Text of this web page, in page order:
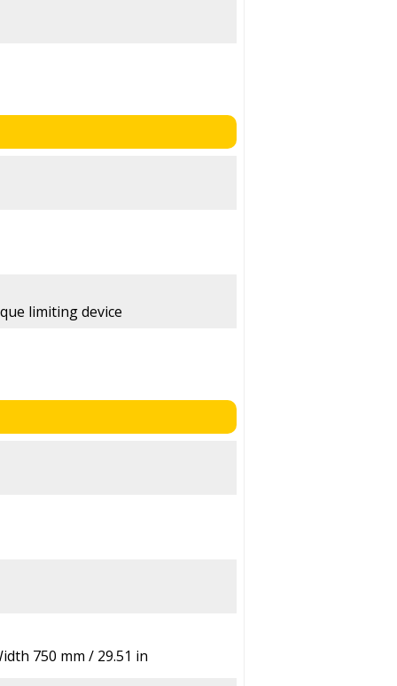
limiting device
750 mm / 29.51 in